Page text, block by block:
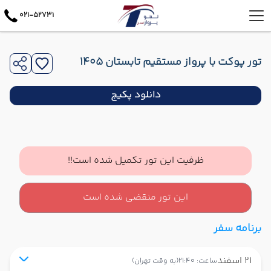
021-52731
تور پوکت با پرواز مستقیم تابستان 1405
دانلود پکیج
ظرفیت این تور تکمیل شده است!!
این تور منقضی شده است
برنامه سفر
21 اسفند ساعت: 21:40 (به وقت تهران)